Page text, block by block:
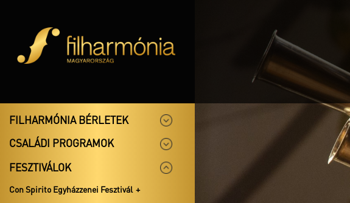
FILHARMÓNIA BÉRLETEK
CSALÁDI PROGRAMOK
FESZTIVÁLOK
Con Spirito Egyházzenei Fesztivál